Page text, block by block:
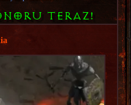
TERAZ!